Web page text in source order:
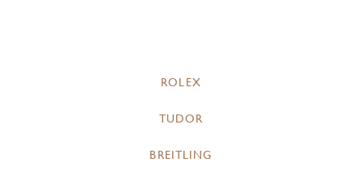
ROLEX
TUDOR
BREITLING